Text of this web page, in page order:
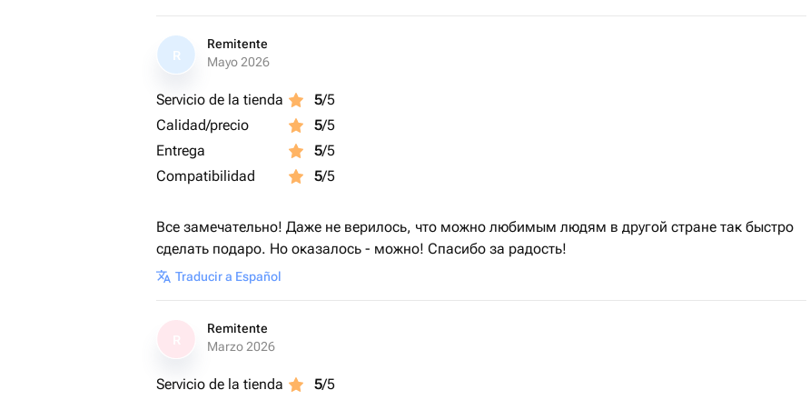
R
Remitente
Mayo 2026
Servicio de la tienda 5/5
Calidad/precio
5/5
Entrega
5/5
Compatibilidad
5/5
Все замечательно! Даже не верилось, что можно любимым людям в другой стране так быстро
сделать подаро. Но оказалось - можно! Спасибо за радость!
Traducir a Español
Remitente
Marzo 2026
Servicio de la tienda 5/5